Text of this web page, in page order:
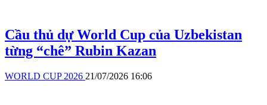
Cầu thủ dự World Cup của Uzbekistan
từng “chê” Rubin Kazan
WORLD CUP 2026 21/07/2026 16:06